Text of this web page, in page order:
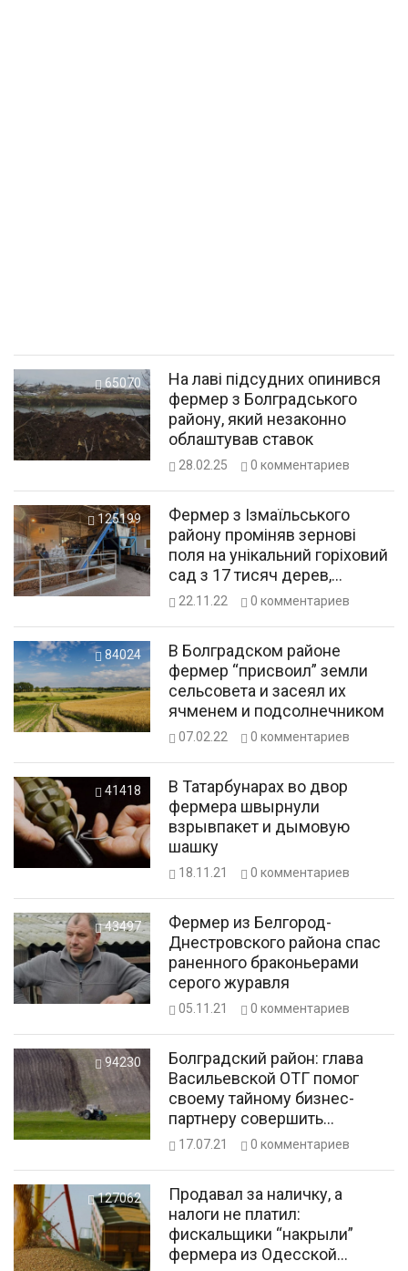
65070
На лаві підсудних опинився
фермер з Болградського
району, який незаконно
облаштував ставок
28.02.25 0 комментариев
125199
Фермер з Ізмаїльського
району проміняв зернові
поля на унікальний горіховий
сад з 17 тисяч дерев,
створив переробку і постачає
22.11.22 0 комментариев
84024
В Болградском районе
фермер “присвоил” земли
сельсовета и засеял их
ячменем и подсолнечником
07.02.22 0 комментариев
41418
В Татарбунарах во двор
фермера швырнули
взрывпакет и дымовую
шашку
18.11.21 0 комментариев
43497
Фермер из Белгород-
Днестровского района спас
раненного браконьерами
серого журавля
05.11.21 0 комментариев
94230
Болградский район: глава
Васильевской ОТГ помог
своему тайному бизнес-
партнеру совершить
самозахват 400 га земли
17.07.21 0 комментариев
127062
Продавал за наличку, а
налоги не платил:
фискальщики “накрыли”
фермера из Одесской